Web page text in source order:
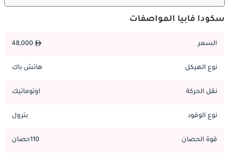
ميزات السلامة:
يشتمل Fabia عادةً على مجموعة شاملة من تقنيات السلامة ، بما في
سكودا فابيا المواصفات
السعر
نوع الهيكل هاتش باك
نقل الحركة اوتوماتيك
نوع الوقود بترول
قوة الحصان 110حصان